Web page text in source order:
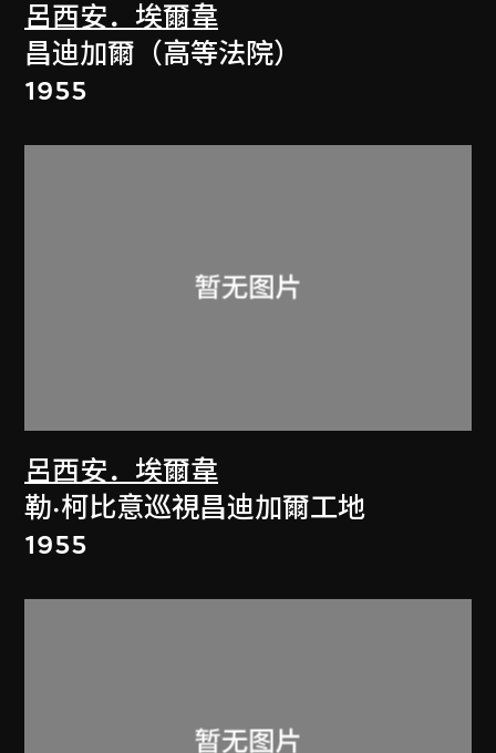
呂西安．埃爾韋
昌迪加爾（高等法院）
1955
呂西安．埃爾韋
勒·柯比意巡視昌迪加爾工地
1955